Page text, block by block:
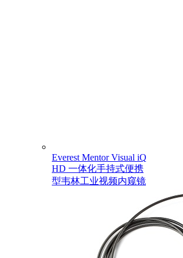
Everest Mentor Visual iQ
HD 一体化手持式便携
型韦林工业视频内窥镜